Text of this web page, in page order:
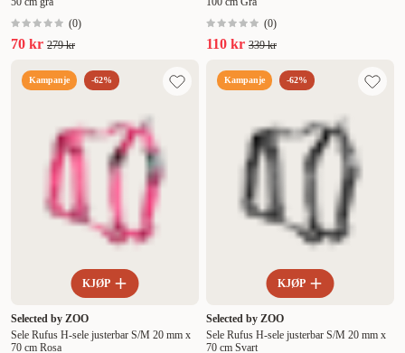
(0)
70 kr 279 kr
(0)
110 kr 339 kr
Kampanje -62%
KJØP
Selected by ZOO
Sele Rufus H-sele justerbar S/M 20 mm x
70 cm Rosa
Kampanje -62%
KJØP
Selected by ZOO
Sele Rufus H-sele justerbar S/M 20 mm x
70 cm Svart